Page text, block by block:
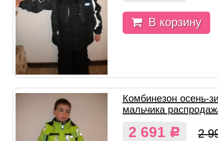
В корзину
Комбинезон осень-
мальчика
2 691 Р 2